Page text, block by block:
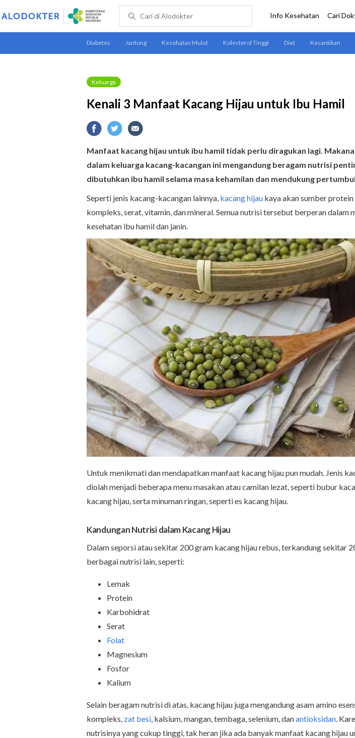
Keluarga
Kenali 3 Manfaat Kacang Hijau untuk Ibu Hamil
Manfaat kacang hijau untuk ibu hamil tidak perlu diragukan lagi.
dalam keluarga kacang-kacangan ini mengandung beragam nutrisi
dibutuhkan ibu hamil selama masa kehamilan dan mendukung
Seperti jenis kacang-kacangan lainnya, kacang hijau kaya akan sumber
kompleks, serat, vitamin, dan mineral. Semua nutrisi tersebut berperan dalam
kesehatan ibu hamil dan janin.
Untuk menikmati dan mendapatkan manfaat kacang hijau pun mudah. Jenis
diolah menjadi beberapa menu masakan atau camilan lezat, seperti bubur
kacang hijau, serta minuman ringan, seperti es kacang hijau.
Kandungan Nutrisi dalam Kacang Hijau
Dalam seporsi atau sekitar 200 gram kacang hijau rebus, terkandung sekitar
berbagai nutrisi lain, seperti:
Lemak
Protein
Karbohidrat
Serat
Folat
Magnesium
Fosfor
Kalium
Selain beragam nutrisi di atas, kacang hijau juga mengandung asam amino
kompleks, zat besi, kalsium, mangan, tembaga, selenium, danantioksidan.
nutrisinya yang cukup tinggi, tak heran jika ada banyak manfaat kacang hijau